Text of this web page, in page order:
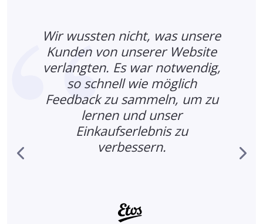
Wir wussten nicht, was unsere
Kunden von unserer Website
verlangten. Es war notwendig,
so schnell wie möglich
Feedback zu sammeln, um zu
lernen und unser
Einkaufserlebnis zu
verbessern.